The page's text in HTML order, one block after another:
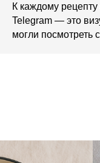
К каждому рецепту
Telegram — это
могли посмотреть